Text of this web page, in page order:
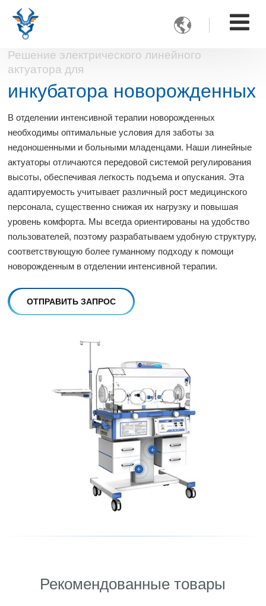

Решение электрического линейного
актуатора для
инкубатора новорожденных
В отделении интенсивной терапии новорожденных
необходимы оптимальные условия для заботы за
недоношенными и больными младенцами. Наши линейные
актуаторы отличаются передовой системой регулирования
высоты, обеспечивая легкость подъема и опускания. Эта
адаптируемость учитывает различный рост медицинского
персонала, существенно снижая их нагрузку и повышая
уровень комфорта. Мы всегда ориентированы на удобство
пользователей, поэтому разрабатываем удобную структуру,
соответствующую более гуманному подходу к помощи
новорожденным в отделении интенсивной терапии.
ОТПРАВИТЬ ЗАПРОС
Рекомендованные товары